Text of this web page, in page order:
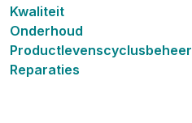
Kwaliteit
Onderhoud
Productlevenscyclusbeheer
Reparaties